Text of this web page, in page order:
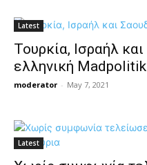
Latest
Τουρκία, Ισραήλ
ελληνική Madpolitik
moderator - May 7, 2021
Latest